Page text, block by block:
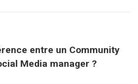
entre un Community
Media manager ?